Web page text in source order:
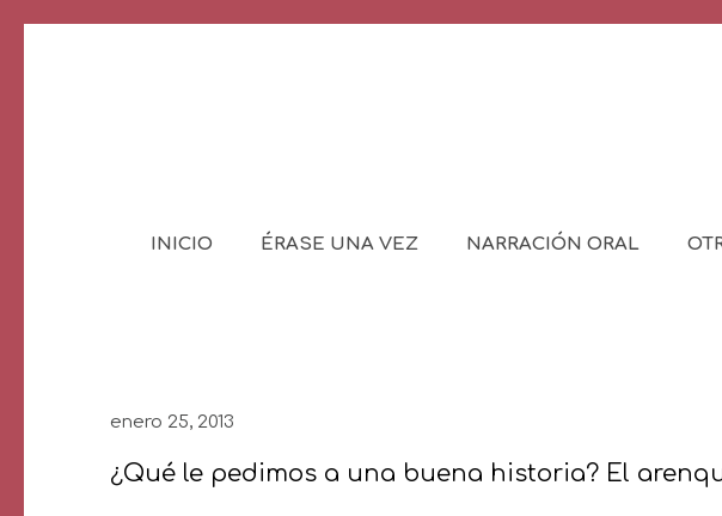
INICIO ÉRASE UNA VEZ NARRACIÓN ORAL
enero 25, 2013
¿Qué le pedimos a una buena historia? El